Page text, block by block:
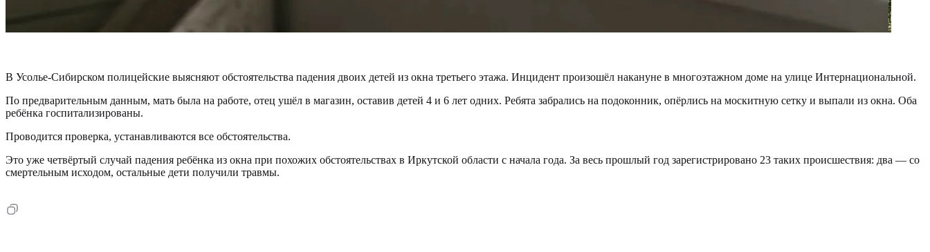
В Усолье-Сибирском полицейские выясняют обстоятельства падения двоих детей из окна третьего этажа. Инцидент произошёл накануне в многоэтажном доме на улице Интернациональной.
По предварительным данным, мать была на работе, отец ушёл в магазин, оставив детей 4 и 6 лет одних. Ребята забрались на подоконник, опёрлись на москитную сетку и выпали из окна. Оба
ребёнка госпитализированы.
Проводится проверка, устанавливаются все обстоятельства.
Это уже четвёртый случай падения ребёнка из окна при похожих обстоятельствах в Иркутской области с начала года. За весь прошлый год зарегистрировано 23 таких происшествия: два — со
смертельным исходом, остальные дети получили травмы.